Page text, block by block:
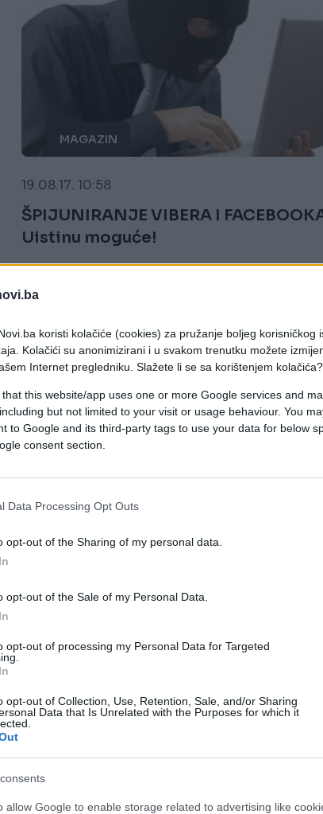
koristi kolačiće (cookies) za pružanje boljeg korisničkog
Kolačići su anonimizirani i u svakom trenutku možete
Internet pregledniku. Slažete li se sa korištenjem kolačića?
that this website/app uses one or more Google services and
but not limited to your visit or usage behaviour. You
to Google and its third-party tags to use your data for below
consent section.
Data Processing Opt Outs
opt-out of the Sharing of my personal data.
opt-out of the Sale of my Personal Data.
opt-out of processing my Personal Data for Targeted
opt-out of Collection, Use, Retention, Sale, and/or Sharing
Data that Is Unrelated with the Purposes for which it
allow Google to enable storage related to advertising like
MAGAZIN
19.08.17. 10:58
ŠPIJUNIRANJE VIBERA I
Uistinu moguće!
REGION
"LEŽIM U KREVETU, DOĐI DO MENE"